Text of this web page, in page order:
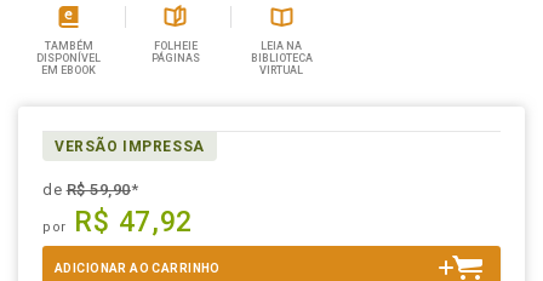
TAMBÉM
DISPONÍVEL
EM EBOOK
FOLHEIE
PÁGINAS
LEIA NA
BIBLIOTECA
VIRTUAL
VERSÃO IMPRESSA
deR$ 59,90*
por R$ 47,92
ADICIONAR AO CARRINHO